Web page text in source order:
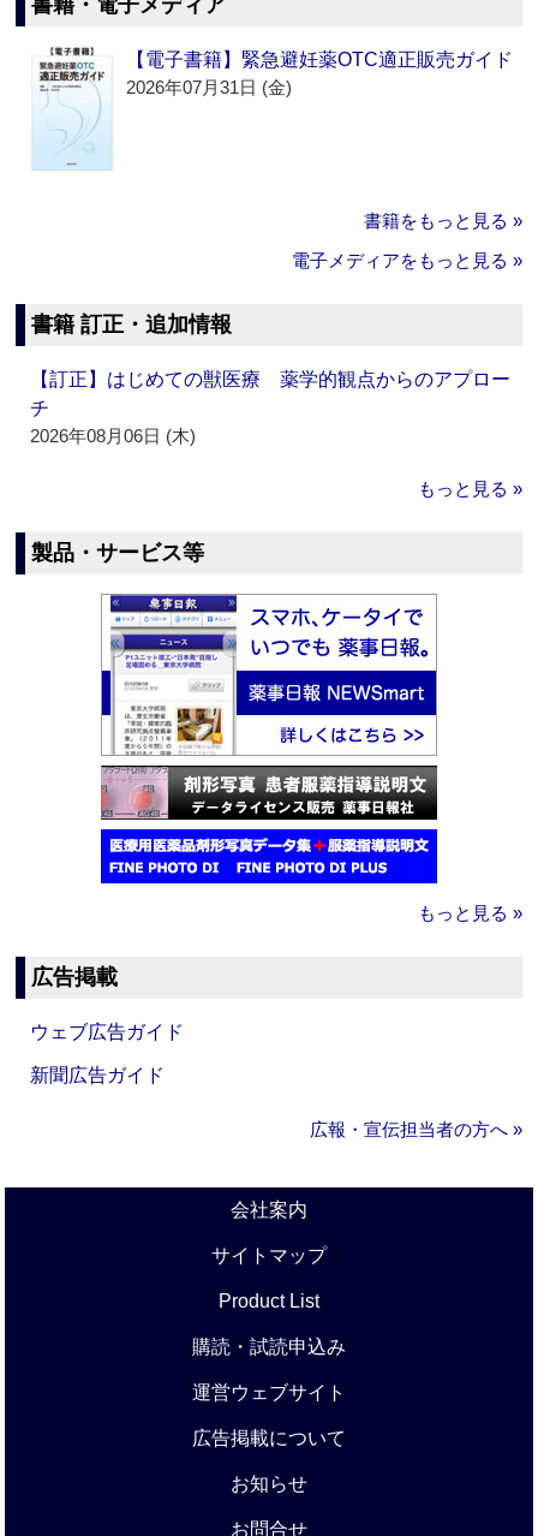
書籍・電子メディア
【電子書籍】緊急避妊薬OTC適正販売ガイド
2026年07月31日 (金)
書籍をもっと見る »
電子メディアをもっと見る »
書籍 訂正・追加情報
【訂正】はじめての獣医療 薬学的観点からのアプロー
チ
2026年08月06日 (木)
もっと見る »
製品・サービス等
もっと見る »
広告掲載
ウェブ広告ガイド
新聞広告ガイド
広報・宣伝担当者の方へ »
会社案内
サイトマップ
Product List
購読・試読申込み
運営ウェブサイト
広告掲載について
お知らせ
お問合せ